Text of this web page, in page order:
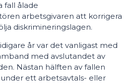
fall ålade
arbetsgivaren att korrigera
diskrimineringslagen.
år var det vanligast med
med avslutandet av
Nästan hälften av fallen
ett arbetsavtals- eller